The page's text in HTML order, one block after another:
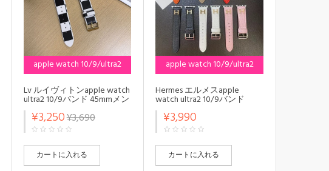
apple watch 10/9/ultra2
Lv ルイヴィトンapple watch
ultra2 10/9バンド 45mmメン
ズ レディースapple watch
10/9/8/SE2/ULTRAストラッ
プ ファッションモノグラム
アップルウォッチ
10/x/ultra2/SE2バンド レザ
ー製アップルウォッチ
10/9/Ultra 49mmバンド 芸能
¥3,250¥3,690
カートに入れる
apple watch 10/9/ultra2
Hermes エルメスapple
watch ultra2 10/9バンド
45mmメンズ レディース
apple watch
10/9/8/SE2/ULTRAストラッ
プ ファッションモノグラム
アップルウォッチ
10/x/ultra2/SE2バンド レザ
ー製アップルウォッチ
¥3,990
カートに入れる